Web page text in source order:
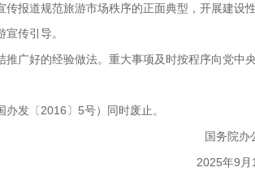
报道规范旅游市场秩序的正面典型，开展建设
传引导。
广好的经验做法。重大事项及时按程序向党中
发〔2016〕5号）同时废止。
国务
2025